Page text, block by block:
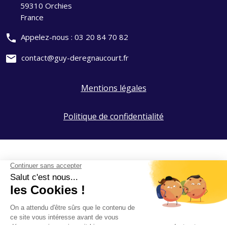
59310 Orchies
France
phone Appelez-nous : 03 20 84 70 82
mail contact@guy-deregnaucourt.fr
Mentions légales
Politique de confidentialité